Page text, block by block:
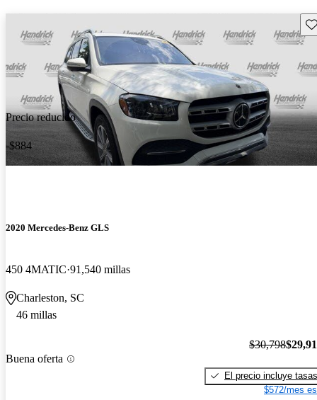
Precio reducido
-$884
2020 Mercedes-Benz GLS
450 4MATIC 91,540 millas
Charleston, SC
46 millas
Buena oferta
$30,798
El precio incluye tasas
$572/mes